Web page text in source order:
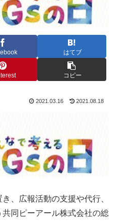
はてブ
コピー
2021.03.16 2021.08.18
、広報活動の支援や代行、
同ピーアール株式会社の総